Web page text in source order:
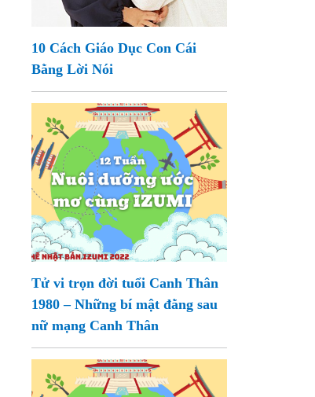
10 Cách Giáo Dục Con Cái
Bằng Lời Nói
Tử vi trọn đời tuổi Canh Thân
1980 – Những bí mật đằng sau
nữ mạng Canh Thân